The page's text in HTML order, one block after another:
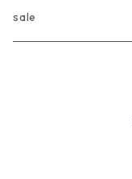
CIENTA
one piece
〜80cm
〜3000円
sale